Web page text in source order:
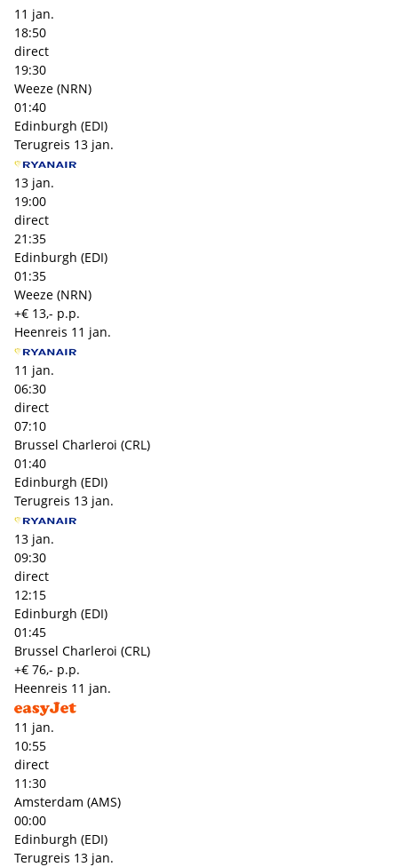
11 jan.
18:50
direct
19:30
Weeze (NRN)
01:40
Edinburgh (EDI)
Terugreis 13 jan.
13 jan.
19:00
direct
21:35
Edinburgh (EDI)
01:35
Weeze (NRN)
+€ 13,- p.p.
Heenreis 11 jan.
11 jan.
06:30
direct
07:10
Brussel Charleroi (CRL)
01:40
Edinburgh (EDI)
Terugreis 13 jan.
13 jan.
09:30
direct
12:15
Edinburgh (EDI)
01:45
Brussel Charleroi (CRL)
+€ 76,- p.p.
Heenreis 11 jan.
11 jan.
10:55
direct
11:30
Amsterdam (AMS)
00:00
Edinburgh (EDI)
Terugreis 13 jan.